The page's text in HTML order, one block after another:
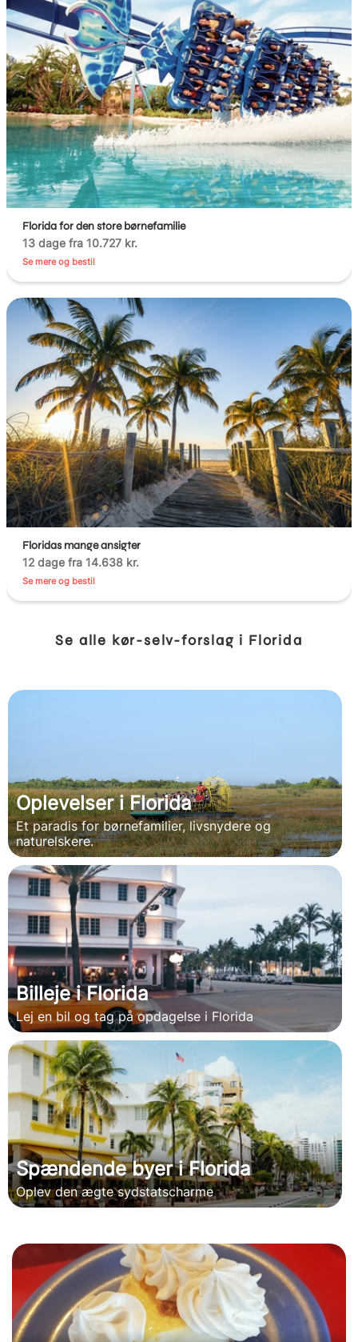
Florida for den store børnefamilie
13 dage fra 10.727 kr.
Se mere og bestil
Floridas mange ansigter
12 dage fra 14.638 kr.
Se mere og bestil
Se alle kør-selv-forslag i Florida
Oplevelser i Florida
Et paradis for børnefamilier, livsnydere og
naturelskere.
Billeje i Florida
Lej en bil og tag på opdagelse i Florida
Spændende byer i Florida
Oplev den ægte sydstatscharme